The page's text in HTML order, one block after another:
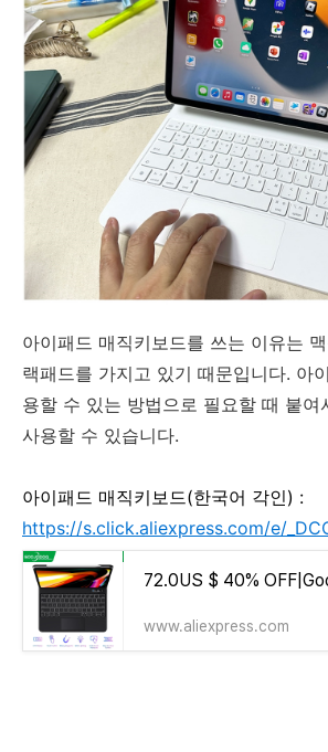
아이패드 매직키보드를 쓰는 이유는
랙패드를 가지고 있기 때문입니다. 아
용할 수 있는 방법으로 필요할 때 붙여
사용할 수 있습니다.
아이패드 매직키보드(한국어 각인) :
https://s.click.aliexpress.com/e/
www.aliexpress.com